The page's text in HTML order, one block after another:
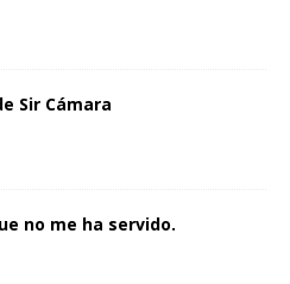
Sir Cámara
no me ha servido.